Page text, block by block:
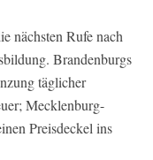
nächsten Rufe nach
Brandenburgs
täglicher
Mecklenburg-
Preisdeckel ins